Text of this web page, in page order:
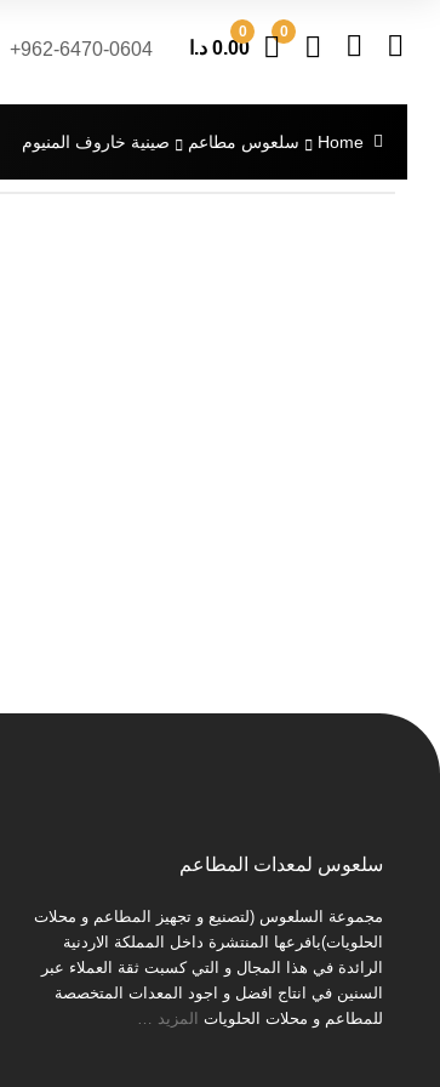
0
0
0.00 د.ا 962-6470-0604+
Home سلعوس مطاعم صينية خاروف المنيوم
سلعوس لمعدات المطاعم
مجموعة السلعوس (لتصنيع و تجهيز المطاعم و محلات
الحلويات)بافرعها المنتشرة داخل المملكة الاردنية
الرائدة في هذا المجال و التي كسبت ثقة العملاء عبر
السنين في انتاج افضل و اجود المعدات المتخصصة
للمطاعم و محلات الحلويات المزيد